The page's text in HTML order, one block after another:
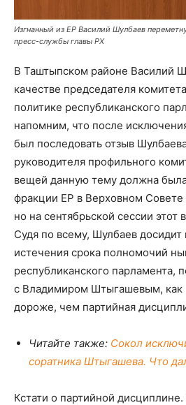
Изгнанный из ЕР Василий Шулбаев
пресс-службы главы РХ
В Таштыпском районе Василий
качестве председателя
политике республиканского
напомним, что после
был последовать отзыв
руководителя профильного
вещей данную тему должна
фракции ЕР в Верховном
но на сентябрьской сессии этот
Судя по всему, Шулбаев досидит
истечения срока полномочий
республиканского парламента,
с Владимиром Штыгашевым, как
дороже, чем партийная
Читайте также: Сокол
соратника Штыгашева. Что
Кстати о партийной